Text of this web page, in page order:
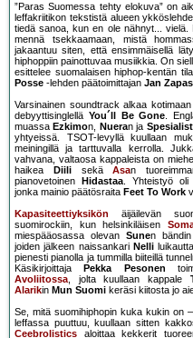
”Paras Suomessa tehty elokuva” on
leffakriitikon tekstistä alueen
tiedä sanoa, kun en ole nähnyt...
mennä tsekkaamaan, mistä
jakaantuu siten, että ensimmäisellä
hiphoppiin painottuvaa musiikkia. On
esittelee suomalaisen hiphop-kentän
Posse -lehden päätoimittajan Jan
Varsinainen soundtrack alkaa kotimaan
debyyttisinglellä You´ll Be Gone.
muassa Ezkimon, Nueran ja
yhtyeissä. TSOT-levyllä kuullaan
meiningillä ja tarttuvalla kerrolla.
vahvana, valtaosa kappaleista on
haikea
DiilisekäAsan
pianovetoinen
Hidastaa. Yhteistyö oli
jonka mainio päätösraita Feet To Work
Kapasiteettiyksikön äijäilevän
suomirockiin, kun helsinkiläisen
miespääosassa olevanSunen bändin
joiden jälkeen naissankari Nelli
pienesti pianolla ja tummilla biiteillä
Käsikirjoittaja
Pekka Pesonen
Avoliitossa, jolta kuullaan kappale
Alarikin Mun Suomi keräsi kiitosta jo
Se, mitä suomihiphopin kuka kukin on
leffassa puuttuu, kuullaan sitten
Ceebrolistics aloittaa kekkerit